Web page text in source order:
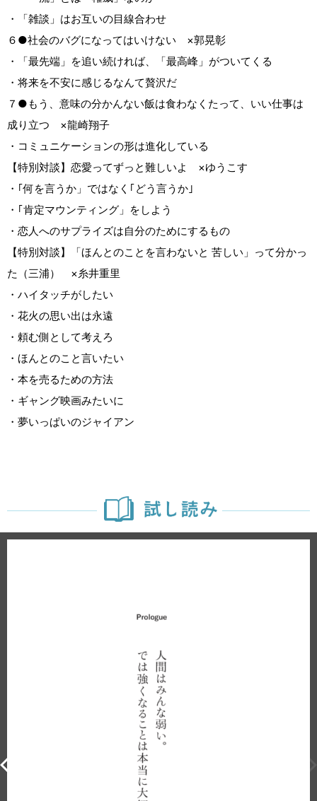
・「雑談」はお互いの目線合わせ
６●社会のバグになってはいけない ×郭晃彰
・「最先端」を追い続ければ、「最高峰」がついてくる
・将来を不安に感じるなんて贅沢だ
７●もう、意味の分かんない飯は食わなくたって、いい仕事は
成り立つ ×龍崎翔子
・コミュニケーションの形は進化している
【特別対談】恋愛ってずっと難しいよ ×ゆうこす
・｢何を言うか」ではなく｢どう言うか｣
・｢肯定マウンティング」をしよう
・恋人へのサプライズは自分のためにするもの
【特別対談】「ほんとのことを言わないと 苦しい」って分かっ
た（三浦） ×糸井重里
・ハイタッチがしたい
・花火の思い出は永遠
・頼む側として考えろ
・ほんとのこと言いたい
・本を売るための方法
・ギャング映画みたいに
・夢いっぱいのジャイアン